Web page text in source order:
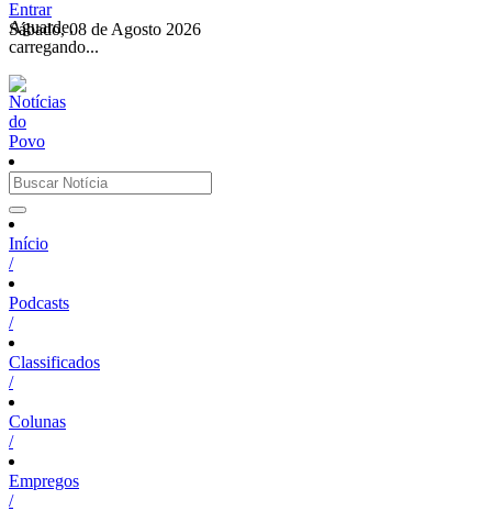
Aguarde,
carregando...
Entrar
Sábado, 08 de Agosto 2026
Início
/
Podcasts
/
Classificados
/
Colunas
/
Empregos
/